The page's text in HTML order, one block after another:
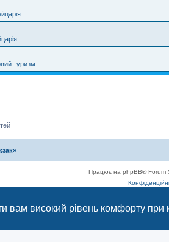
вам високий рівень комфорту при
туризм
Працює на phpBB® Forum